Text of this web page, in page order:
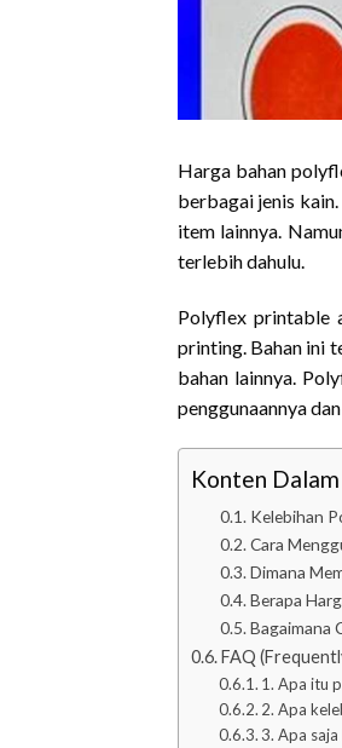
Harga bahan
berbagai jenis
item lainnya.
terlebih dahulu.
Polyflex printable
printing. Bahan ini
bahan lainnya.
penggunaannya
Konten
Kelebihan
Cara
Dimana
Berapa
Bagaimana
FAQ
1. Apa itu
2. Apa
3. Apa